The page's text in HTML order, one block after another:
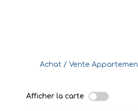
Achat / Vente
Afficher la carte